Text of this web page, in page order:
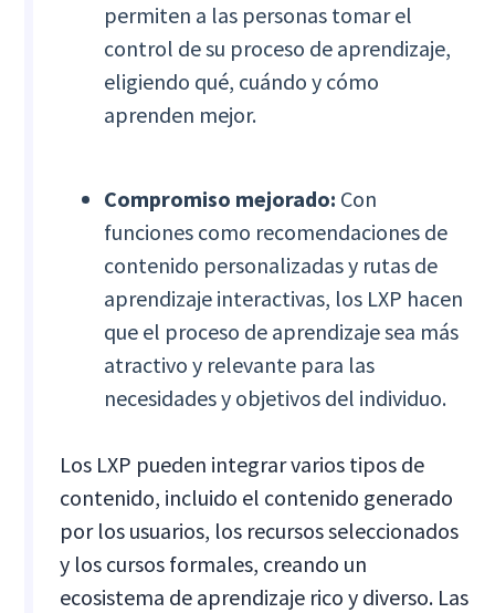
permiten a las personas tomar el
control de su proceso de aprendizaje,
eligiendo qué, cuándo y cómo
aprenden mejor.
Compromiso mejorado: Con
funciones como recomendaciones de
contenido personalizadas y rutas de
aprendizaje interactivas, los LXP hacen
que el proceso de aprendizaje sea más
atractivo y relevante para las
necesidades y objetivos del individuo.
Los LXP pueden integrar varios tipos de
contenido, incluido el contenido generado
por los usuarios, los recursos seleccionados
y los cursos formales, creando un
ecosistema de aprendizaje rico y diverso. Las